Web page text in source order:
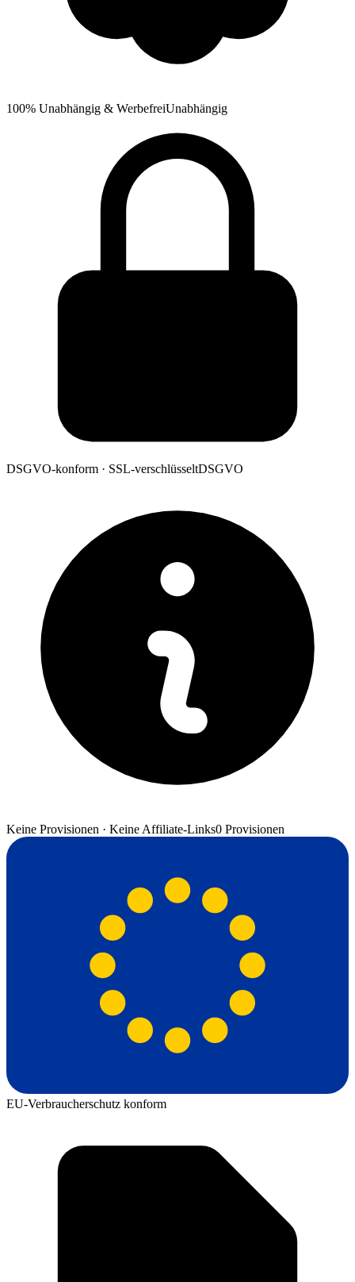
100% Unabhängig & WerbefreiUnabhängig
DSGVO-konform · SSL-verschlüsseltDSGVO
Keine Provisionen · Keine Affiliate-Links0 Provisionen
EU-Verbraucherschutz konform